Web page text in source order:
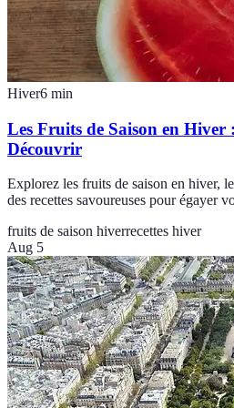
Hiver6 min
Les Fruits de Saison en Hiver
Découvrir
Explorez les fruits de saison en hiver,
des recettes savoureuses pour égayer
fruits de saison hiverrecettes hiver
Aug 5